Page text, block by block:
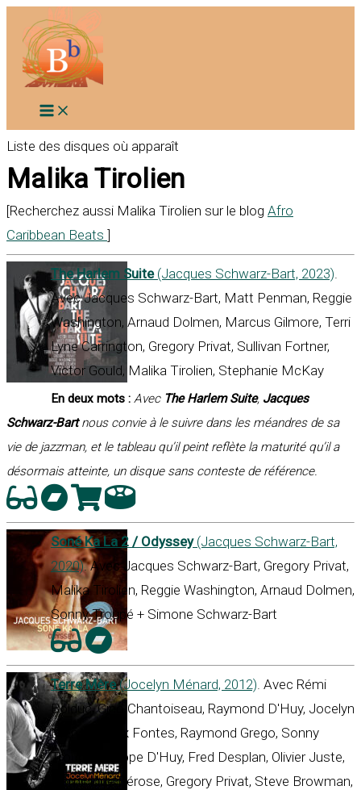
contenu
Liste des disques où apparaît
Malika Tirolien
[Recherchez aussi Malika Tirolien sur le blog Afro
Caribbean Beats ]
The Harlem Suite(Jacques Schwarz-Bart, 2023).
Avec Jacques Schwarz-Bart, Matt Penman, Reggie
Washington, Arnaud Dolmen, Marcus Gilmore, Terri
Lyne Carrington, Gregory Privat, Sullivan Fortner,
Victor Gould, Malika Tirolien, Stephanie McKay
En deux mots : Avec The Harlem Suite, Jacques
Schwarz-Bartnous convie à le suivre dans les méandres de sa
vie de jazzman, et le tableau qu’il peint reflète la maturité qu’il a
désormais atteinte, un disque sans conteste de référence.
Soné Ka La 2 / Odyssey(Jacques Schwarz-Bart,
2020). Avec Jacques Schwarz-Bart, Gregory Privat,
Malika Tirolien, Reggie Washington, Arnaud Dolmen,
Sonny Troupé + Simone Schwarz-Bart
Terre Mère(Jocelyn Ménard, 2012). Avec Rémi
Bolduc, Gino Chantoiseau, Raymond D'Huy, Jocelyn
Ménard, Max Fontes, Raymond Grego, Sonny
Troupé, Philippe D'Huy, Fred Desplan, Olivier Juste,
Dominique Bérose, Gregory Privat, Steve Browman,